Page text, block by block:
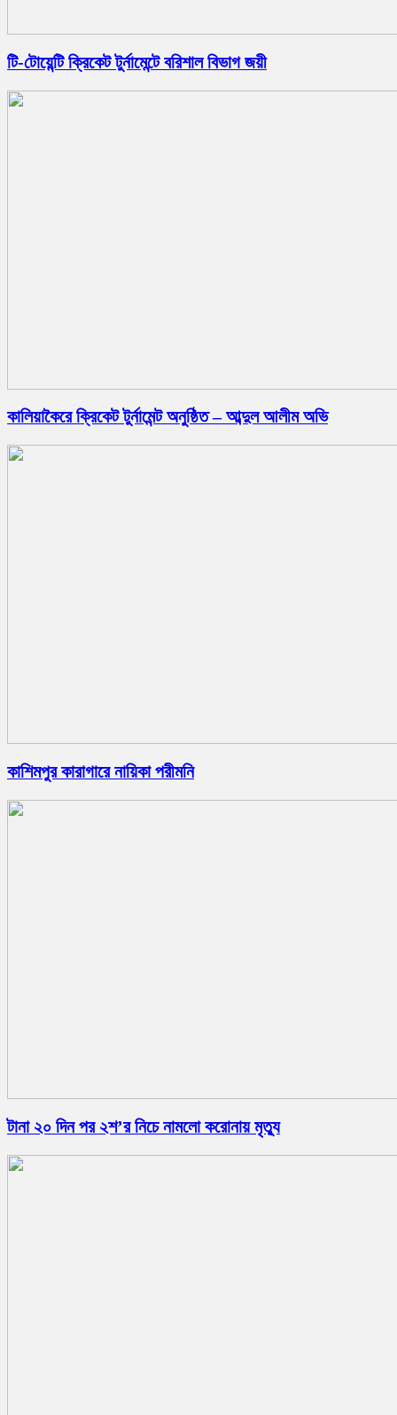
টি-টোয়েন্টি ক্রিকেট টুর্নামেন্টে বরিশাল বিভাগ জয়ী
কালিয়াকৈরে ক্রিকেট টুর্নামেন্ট অনুষ্ঠিত – আব্দুল আলীম অভি
কাশিমপুর কারাগারে নায়িকা পরীমনি
টানা ২০ দিন পর ২শ’র নিচে নামলো করোনায় মৃত্যু